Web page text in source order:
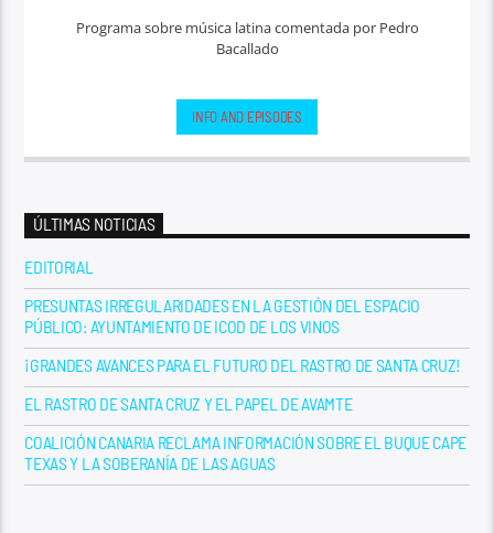
Programa sobre música latina comentada por Pedro
Bacallado
INFO AND EPISODES
ÚLTIMAS NOTICIAS
EDITORIAL
PRESUNTAS IRREGULARIDADES EN LA GESTIÓN DEL ESPACIO
PÚBLICO: AYUNTAMIENTO DE ICOD DE LOS VINOS
¡GRANDES AVANCES PARA EL FUTURO DEL RASTRO DE SANTA CRUZ!
EL RASTRO DE SANTA CRUZ Y EL PAPEL DE AVAMTE
COALICIÓN CANARIA RECLAMA INFORMACIÓN SOBRE EL BUQUE CAPE
TEXAS Y LA SOBERANÍA DE LAS AGUAS